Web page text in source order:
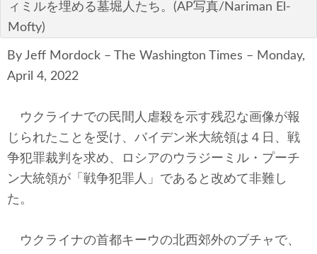
サイバーセキュリティ―
国境・移民政策
テクノロジー
社説
ィミルを埋める墓堀人たち。(AP写真/Nariman El-
Mofty)
By Jeff Mordock – The Washington Times – Monday,
April 4, 2022
ウクライナでの民間人虐殺を示す残忍な画像が報
じられたことを受け、バイデン米大統領は４日、戦
争犯罪裁判を求め、ロシアのウラジーミル・プーチ
ン大統領が「戦争犯罪人」であると改めて非難し
た。
ウクライナの首都キーウの北西郊外のブチャで、